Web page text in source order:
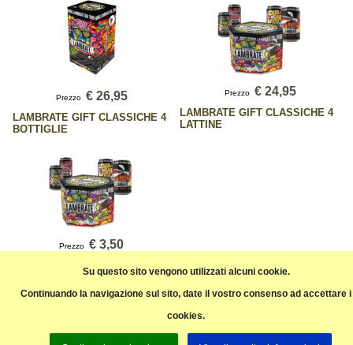
Su questo sito vengono utilizzati alcuni cookie.
Continuando la navigazione sul sito, date il vostro consenso ad accettare i
cookies.
Prezzo € 26,95
LAMBRATE GIFT CLASSICHE 4
BOTTIGLIE
Prezzo € 24,95
LAMBRATE GIFT CLASSICHE 4
LATTINE
Prezzo € 3,50
LAMBRATE SCATOLA GIFT 8
Pagina precedente